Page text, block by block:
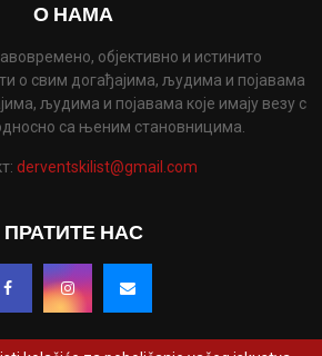
О НАМА
објективно и истинито
о свим догађајима, људима и појавама
људима и појавама које имају везу с
са њеним становницима.
derventskilist@gmail.com
ПРАТИТЕ НАС